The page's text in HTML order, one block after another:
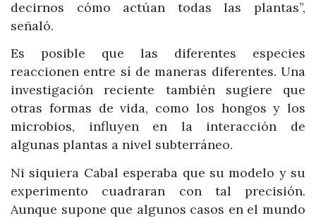
decirnos cómo actúan todas las plantas”,
señaló.
Es posible que las diferentes especies
reaccionen entre sí de maneras diferentes. Una
investigación reciente también sugiere que
otras formas de vida, como los hongos y los
microbios, influyen en la interacción de
algunas plantas a nivel subterráneo.
Ni siquiera Cabal esperaba que su modelo y su
experimento cuadraran con tal precisión.
Aunque supone que algunos casos en el mundo